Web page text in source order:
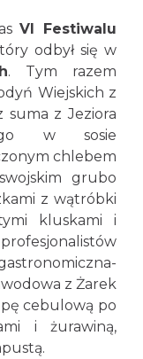
VI Festiwalu
odbył się w
. Tym razem
Wiejskich z
suma z Jeziora
w sosie
chlebem
grubo
z wątróbki
kluskami i
z Żarek
cebulową po
i żurawiną,